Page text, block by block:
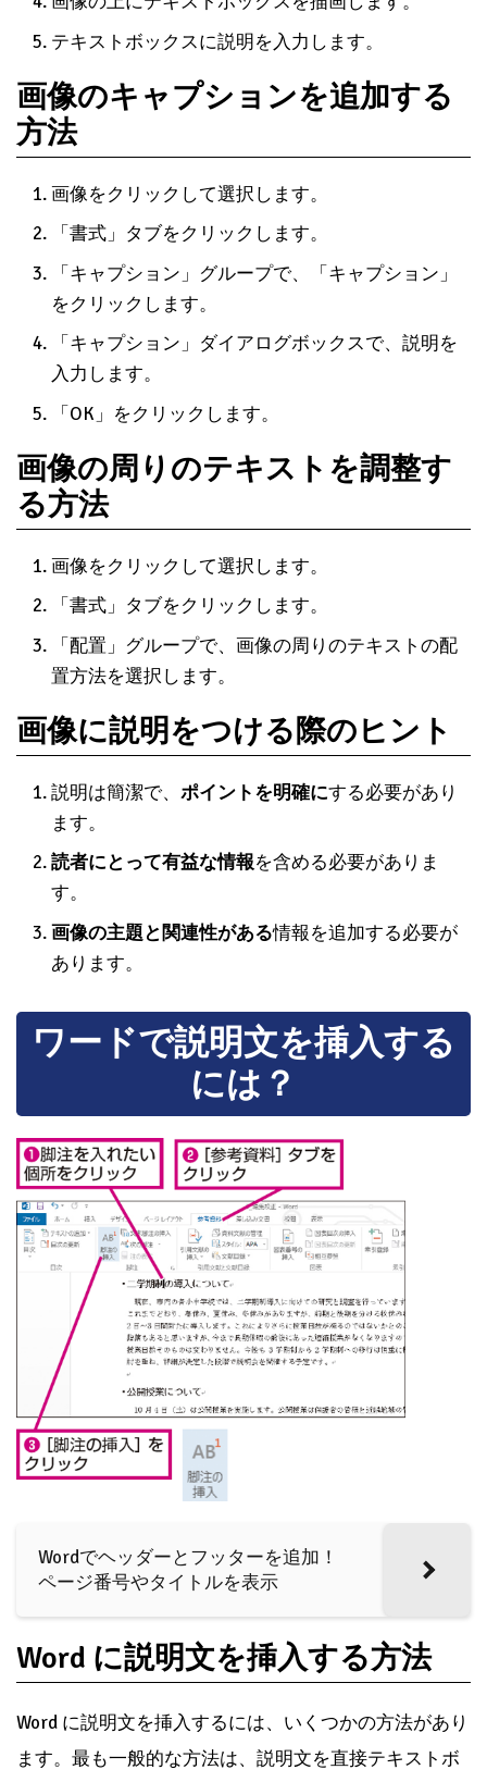
テキストボックスに説明を入力します。
画像のキャプションを追加する
方法
画像をクリックして選択します。
「書式」タブをクリックします。
「キャプション」グループで、「キャプション」
をクリックします。
「キャプション」ダイアログボックスで、説明を
入力します。
「OK」をクリックします。
画像の周りのテキストを調整す
る方法
画像をクリックして選択します。
「書式」タブをクリックします。
「配置」グループで、画像の周りのテキストの配
置方法を選択します。
画像に説明をつける際のヒント
説明は簡潔で、 ポイントを明確にする必要があり
ます。
読者にとって有益な情報を含める必要がありま
す。
画像の主題と関連性がある情報を追加する必要が
あります。
ワードで説明文を挿入する
には？
Wordでヘッダーとフッターを追加！
ページ番号やタイトルを表示
Word に説明文を挿入する方法
Word に説明文を挿入するには、いくつかの方法があり
ます。最も一般的な方法は、説明文を直接テキストボ